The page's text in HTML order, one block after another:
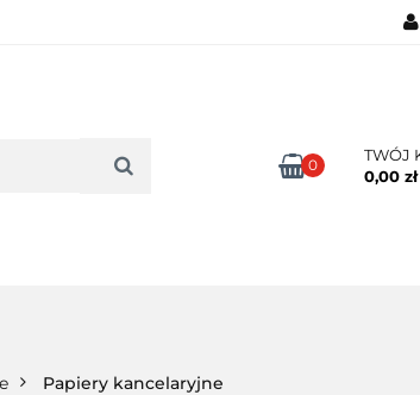
0
TWÓJ
0,00 zł
Papiery kancelaryjne